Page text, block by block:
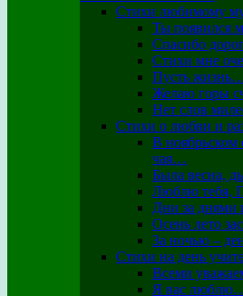
Стихи любимому
Ты появился
Спасибо
Стихи мне
Пусть
Желаю горы
Нет слов
Стихи о любви и
В ноябрьском
чая…
Была весна,
Люблю тебя,
Дни за
Осень лето
За ночью –
Стихи на день
Всеми
Я вас